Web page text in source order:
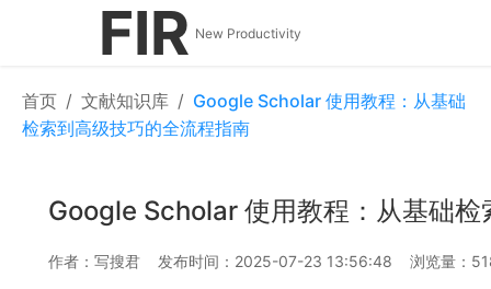
FIR New Productivity
首页 / 文献知识库 / Google Scholar 使用教程：从基础
检索到高级技巧的全流程指南
Google Scholar 使用教程：从基础
作者：写搜君 发布时间：2025-07-23 13:56:48 浏览量：